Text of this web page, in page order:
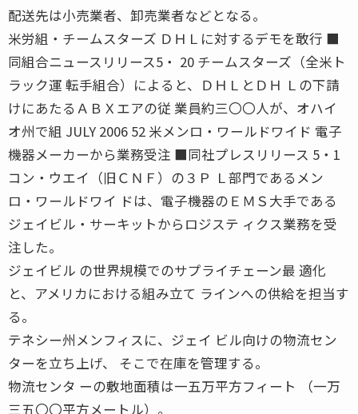
配送先は小売業者、卸売業者などとなる。
米労組・チームスターズ ＤＨＬに対するデモを敢行 ■
同組合ニュースリリース5・ 20 チームスターズ（全米ト
ラック運 転手組合）によると、ＤＨＬとＤＨ Ｌの下請
けにあたるＡＢＸエアの従 業員約三〇〇人が、オハイ
オ州で組 JULY 2006 52 米メンロ・ワールドワイド 電子
機器メーカーから業務受注 ■同社プレスリリース 5・1
コン・ウエイ（旧ＣＮＦ）の３Ｐ Ｌ部門であるメン
ロ・ワールドワイ ドは、電子機器のＥＭＳ大手である
ジェイビル・サーキットからロジステ ィクス業務を受
注した。
ジェイビル の世界規模でのサプライチェーン最 適化
と、アメリカにおける組み立て ラインへの供給を担当す
る。
テネシー州メンフィスに、ジェイ ビル向けの物流セン
ターを立ち上げ、 そこで在庫を管理する。
物流センタ ーの敷地面積は一五万平方フィート （一万
三五〇〇平方メートル）。